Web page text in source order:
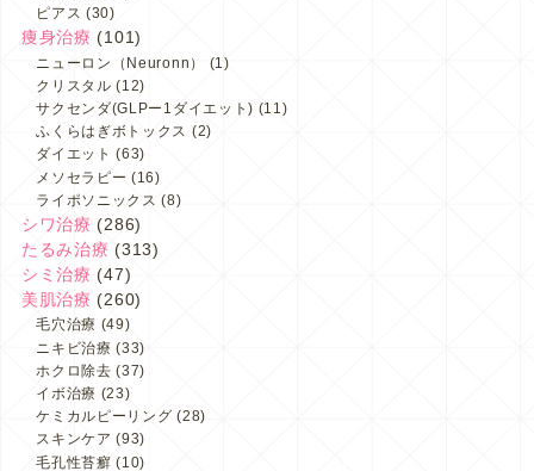
ピアス (30)
痩身治療 (101)
ニューロン（Neuronn）
(1)
クリスタル (12)
サクセンダ(GLPー1ダイエット) (11)
ふくらはぎボトックス (2)
ダイエット (63)
メソセラピー (16)
ライポソニックス (8)
シワ治療 (286)
たるみ治療 (313)
シミ治療 (47)
美肌治療 (260)
毛穴治療 (49)
ニキビ治療 (33)
ホクロ除去 (37)
イボ治療 (23)
ケミカルピーリング (28)
スキンケア (93)
毛孔性苔癬 (10)